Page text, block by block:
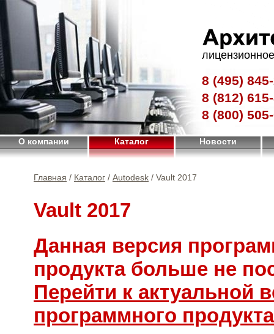
8 (495)
8 (812)
8 (800)
О компании Каталог Новости
Главная / Каталог / Autodesk / Vault 2017
Vault 2017
Данная версия
продукта больше не
Перейти к актуальной
программного